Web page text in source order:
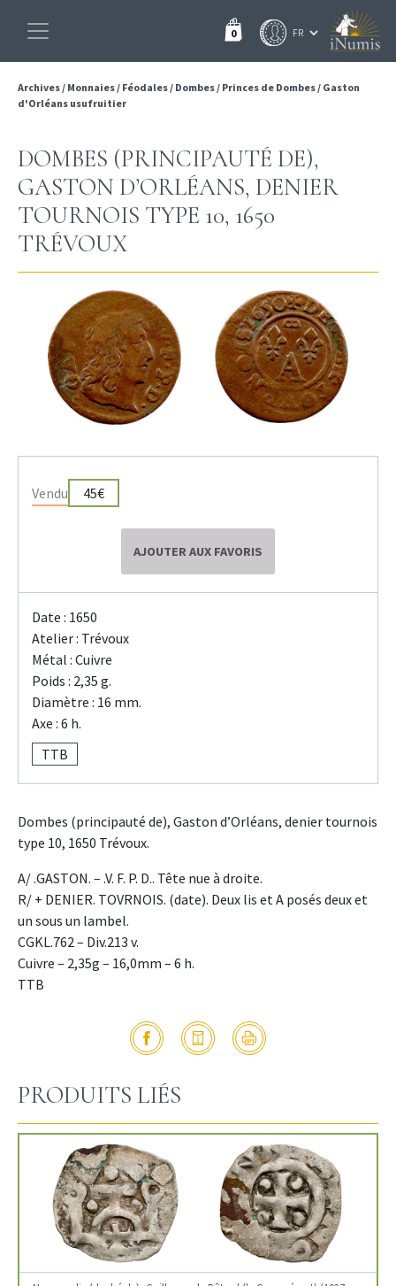
0
Archives/ Monnaies/ Féodales/ Dombes/ Princes de Dombes/ Gaston
d'Orléans usufruitier
DOMBES (PRINCIPAUTÉ DE),
GASTON D’ORLÉANS, DENIER
TOURNOIS TYPE 10, 1650
TRÉVOUX
Vendu 45€
AJOUTER AUX FAVORIS
Date : 1650
Atelier : Trévoux
Métal : Cuivre
Poids : 2,35 g.
Diamètre : 16 mm.
Axe : 6 h.
TTB
Dombes (principauté de), Gaston d’Orléans, denier tournois
type 10, 1650 Trévoux.
A/ .GASTON. – .V. F. P. D.. Tête nue à droite.
R/ + DENIER. TOVRNOIS. (date). Deux lis et A posés deux et
un sous un lambel.
CGKL.762 – Div.213 v.
Cuivre – 2,35g – 16,0mm – 6 h.
TTB
PRODUITS LIÉS